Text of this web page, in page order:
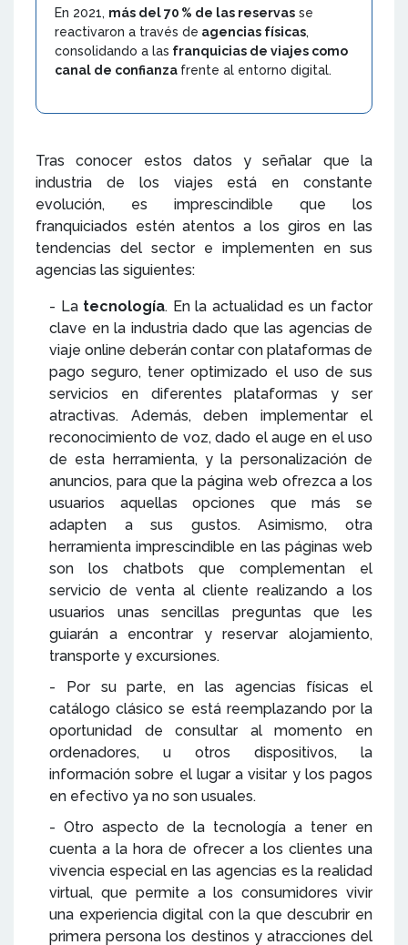
En 2021, más del 70 % de las reservas se
reactivaron a través de agencias físicas,
consolidando a las franquicias de viajes como
canal de confianza frente al entorno digital.
Tras conocer estos datos y señalar que la
industria de los viajes está en constante
evolución, es imprescindible que los
franquiciados estén atentos a los giros en las
tendencias del sector e implementen en sus
agencias las siguientes:
- La tecnología. En la actualidad es un factor
clave en la industria dado que las agencias de
viaje online deberán contar con plataformas de
pago seguro, tener optimizado el uso de sus
servicios en diferentes plataformas y ser
atractivas. Además, deben implementar el
reconocimiento de voz, dado el auge en el uso
de esta herramienta, y la personalización de
anuncios, para que la página web ofrezca a los
usuarios aquellas opciones que más se
adapten a sus gustos. Asimismo, otra
herramienta imprescindible en las páginas web
son los chatbots que complementan el
servicio de venta al cliente realizando a los
usuarios unas sencillas preguntas que les
guiarán a encontrar y reservar alojamiento,
transporte y excursiones.
- Por su parte, en las agencias físicas el
catálogo clásico se está reemplazando por la
oportunidad de consultar al momento en
ordenadores, u otros dispositivos, la
información sobre el lugar a visitar y los pagos
en efectivo ya no son usuales.
- Otro aspecto de la tecnología a tener en
cuenta a la hora de ofrecer a los clientes una
vivencia especial en las agencias es la realidad
virtual, que permite a los consumidores vivir
una experiencia digital con la que descubrir en
primera persona los destinos y atracciones del